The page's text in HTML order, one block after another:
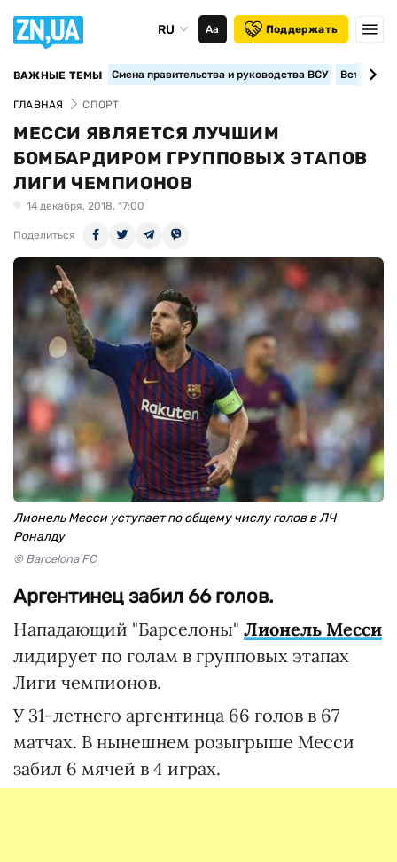
RU Аа Поддержать
ВАЖНЫЕ ТЕМЫ Смена правительства и руководства ВСУ
ГЛАВНАЯ СПОРТ
МЕССИ ЯВЛЯЕТСЯ ЛУЧШИМ
БОМБАРДИРОМ ГРУППОВЫХ ЭТАПОВ
ЛИГИ ЧЕМПИОНОВ
14 декабря, 2018, 17:00
Поделиться
Лионель Месси уступает по общему числу голов в ЛЧ
Роналду
© Barcelona FC
Аргентинец забил 66 голов.
Нападающий "Барселоны" Лионель Месси
лидирует по голам в групповых этапах
Лиги чемпионов.
У 31-летнего аргентинца 66 голов в 67
матчах. В нынешнем розыгрыше Месси
забил 6 мячей в 4 играх.